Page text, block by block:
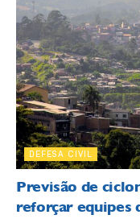
DEFESA CIVIL
Previsão de
reforçar equipes